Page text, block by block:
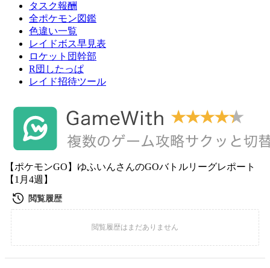
タスク報酬
全ポケモン図鑑
色違い一覧
レイドボス早見表
ロケット団幹部
R団したっぱ
レイド招待ツール
【ポケモンGO】ゆふいんさんのGOバトルリーグレポート
【1月4週】